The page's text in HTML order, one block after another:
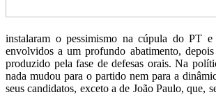
instalaram o pessimismo na cúpula do PT e
envolvidos a um profundo abatimento,
produzido pela fase de defesas orais. Na
nada mudou para o partido nem para a
seus candidatos, exceto a de João Paulo, que,